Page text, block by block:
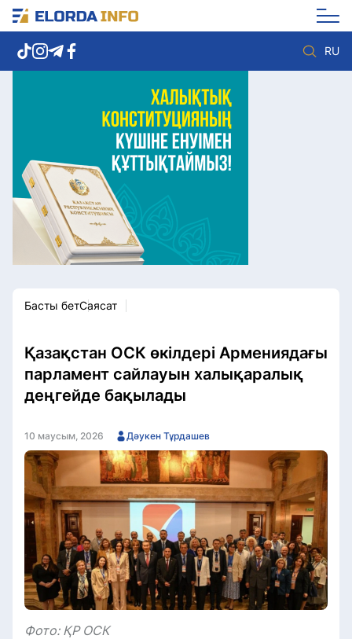
RU
Елорда жаңалықтары
Көзқарас
Саясат
Видео
Әлеумет
Экономика
Спорт
Мәдениет
Басты бетСаясат
Қазақстан ОСК өкілдері Армениядағы
парламент сайлауын халықаралық
деңгейде бақылады
10 маусым, 2026 Дәукен Тұрдашев
Фото: ҚР ОСК